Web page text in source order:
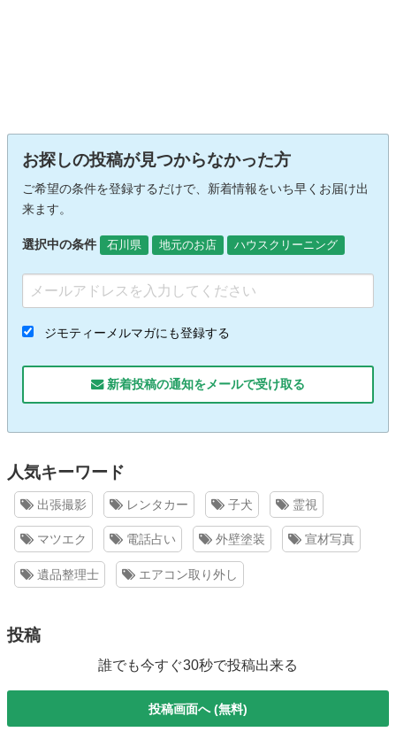
お探しの投稿が見つからなかった方
ご希望の条件を登録するだけで、新着情報をいち早くお届け出
来ます。
選択中の条件 石川県 地元のお店 ハウスクリーニング
ジモティーメルマガにも登録する
新着投稿の通知をメールで受け取る
人気キーワード
出張撮影 レンタカー 子犬 霊視
マツエク 電話占い 外壁塗装 宣材写真
遺品整理士 エアコン取り外し
投稿
誰でも今すぐ30秒で投稿出来る
投稿画面へ (無料)